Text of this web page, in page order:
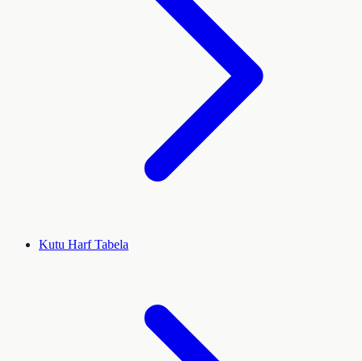
Kutu Harf Tabela